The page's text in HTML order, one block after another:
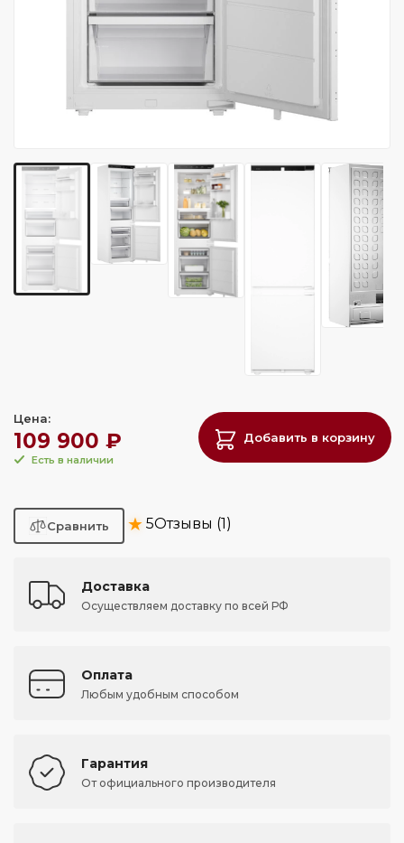
Цена:
109 900 ₽
Есть в наличии
Добавить в корзину
★ 5Отзывы (1)
Доставка
Осуществляем доставку по всей РФ
Оплата
Любым удобным способом
Гарантия
От официального производителя